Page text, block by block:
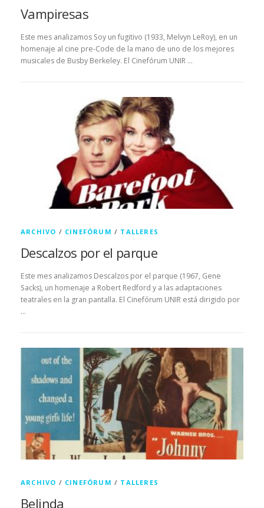
Vampiresas
Este mes analizamos Soy un fugitivo (1933, Melvyn LeRoy), en un
homenaje al cine pre-Code de la mano de uno de los mejores
musicales de Busby Berkeley. El Cinefórum UNIR …
ARCHIVO / CINEFÓRUM / TALLERES
Descalzos por el parque
Este mes analizamos Descalzos por el parque (1967, Gene
Sacks), un homenaje a Robert Redford y a las adaptaciones
teatrales en la gran pantalla. El Cinefórum UNIR está dirigido por
…
ARCHIVO / CINEFÓRUM / TALLERES
Belinda